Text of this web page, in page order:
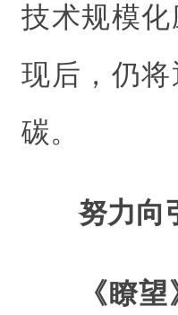
技术规模
现后，仍
碳。
努力向
《瞭